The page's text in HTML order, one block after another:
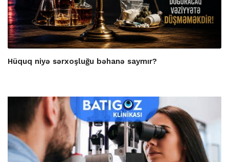
Hüquq niyə sərxoşluğu bəhanə saymır?